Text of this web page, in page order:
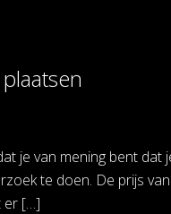
je van mening bent dat
te doen. De prijs
er […]